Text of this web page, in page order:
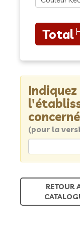
concerné
(pour la
RETOUR